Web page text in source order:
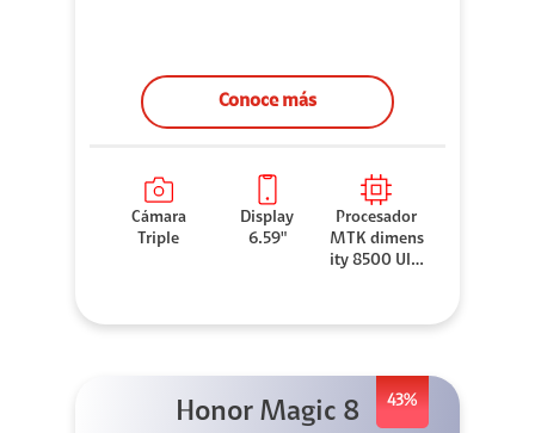
Conoce más
Cámara
Triple
Display
6.59"
Procesador
MTK dimens
ity 8500 Ultr
43%
Honor Magic 8